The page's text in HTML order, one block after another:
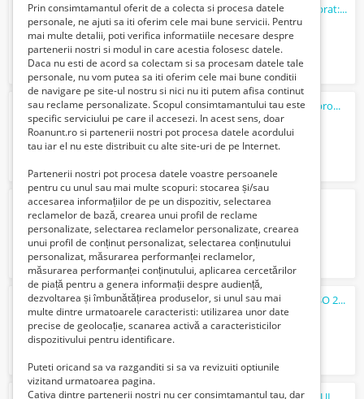
Inchiriere macara 10 & 18 tone , lungime brat: 20 metri, brat auxiliar de 6 ...
Verifica cu vanzatorul
Optimizare SEO Timisoara web design si promovare
Verifica cu vanzatorul
Model online în București
5000 Euro €
Curs online autorizat Manager HACCP - ISO 22000
880 Lei
Prin consimtamantul oferit de a colecta si procesa datele
personale, ne ajuti sa iti oferim cele mai bune servicii. Pentru
mai multe detalii, poti verifica informatiile necesare despre
partenerii nostri si modul in care acestia folosesc datele.
Daca nu esti de acord sa colectam si sa procesam datele tale
personale, nu vom putea sa iti oferim cele mai bune conditii
de navigare pe site-ul nostru si nici nu iti putem afisa continut
sau reclame personalizate. Scopul consimtamantului tau este
specific serviciului pe care il accesezi. In acest sens, doar
Roanunt.ro si partenerii nostri pot procesa datele acordului
tau iar el nu este distribuit cu alte site-uri de pe Internet.
Partenerii nostri pot procesa datele voastre persoanele
pentru cu unul sau mai multe scopuri: stocarea și/sau
accesarea informațiilor de pe un dispozitiv, selectarea
reclamelor de bază, crearea unui profil de reclame
personalizate, selectarea reclamelor personalizate, crearea
unui profil de conținut personalizat, selectarea conținutului
personalizat, măsurarea performanței reclamelor,
măsurarea performanței conținutului, aplicarea cercetărilor
de piață pentru a genera informații despre audiență,
dezvoltarea și îmbunătățirea produselor, si unul sau mai
multe dintre urmatoarele caracteristi: utilizarea unor date
precise de geolocație, scanarea activă a caracteristicilor
dispozitivului pentru identificare.
Puteti oricand sa va razganditi si sa va revizuiti optiunile
vizitand urmatoarea pagina.
Cativa dintre partenerii nostri nu cer consimtamantul tau, dar